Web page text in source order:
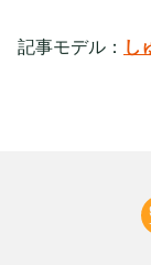
記事モデル： し